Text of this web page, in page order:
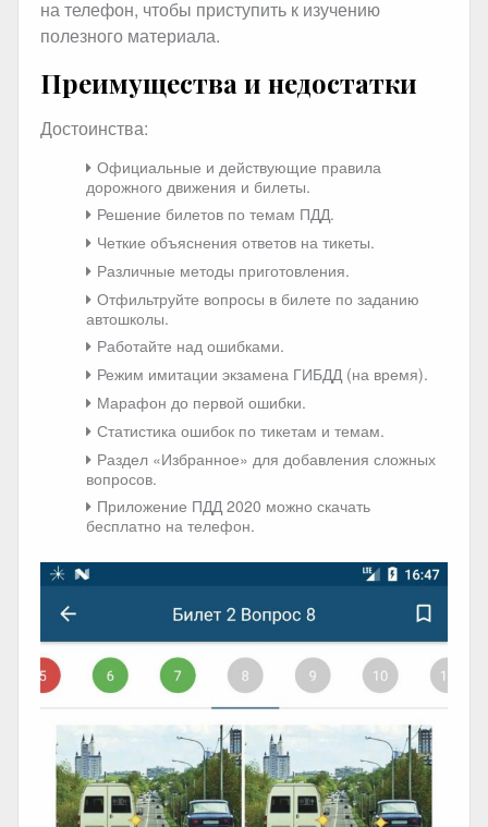
на телефон, чтобы приступить к изучению
полезного материала.
Преимущества и недостатки
Достоинства:
Официальные и действующие правила
дорожного движения и билеты.
Решение билетов по темам ПДД.
Четкие объяснения ответов на тикеты.
Различные методы приготовления.
Отфильтруйте вопросы в билете по заданию
автошколы.
Работайте над ошибками.
Режим имитации экзамена ГИБДД (на время).
Марафон до первой ошибки.
Статистика ошибок по тикетам и темам.
Раздел «Избранное» для добавления сложных
вопросов.
Приложение ПДД 2020 можно скачать
бесплатно на телефон.